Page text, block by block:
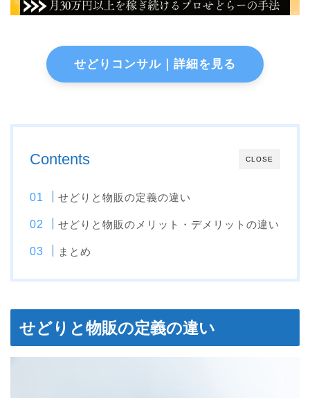
せどりコンサル｜詳細を見る
CLOSE
Contents
せどりと物販の定義の違い
せどりと物販のメリット・デメリットの違い
まとめ
せどりと物販の定義の違い